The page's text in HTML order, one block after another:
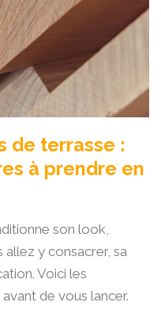
de terrasse :
à prendre en
son look,
allez y consacrer, sa
Voici les
de vous lancer.